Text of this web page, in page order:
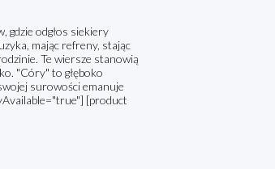
gdzie odgłos siekiery
mając refreny, stając
Te wiersze stanowią
"Córy" to głęboko
surowości emanuje
[product